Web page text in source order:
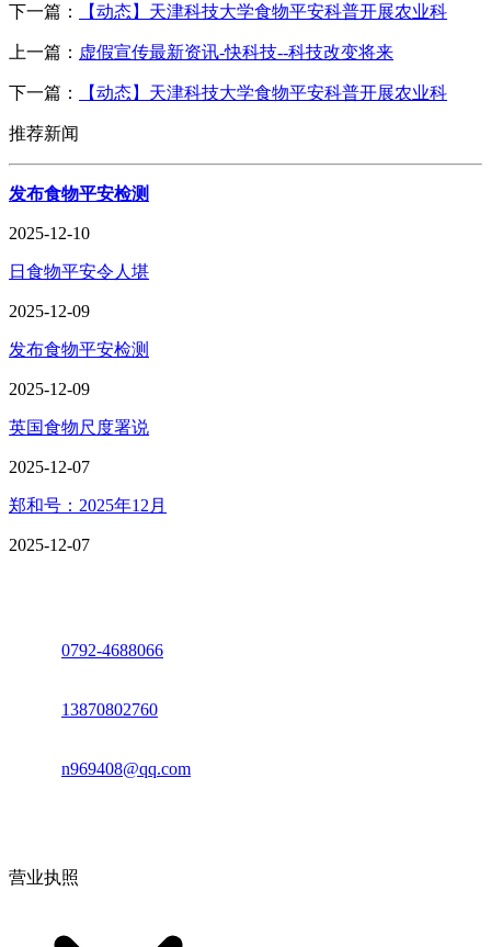
下一篇： 【动态】天津科技大学食物平安科普开展农业科
上一篇： 虚假宣传最新资讯-快科技--科技改变将来
下一篇： 【动态】天津科技大学食物平安科普开展农业科
推荐新闻
发布食物平安检测
2025-12-10
日食物平安令人堪
2025-12-09
发布食物平安检测
2025-12-09
英国食物尺度署说
2025-12-07
郑和号：2025年12月
2025-12-07
0792-4688066
13870802760
n969408@qq.com
营业执照